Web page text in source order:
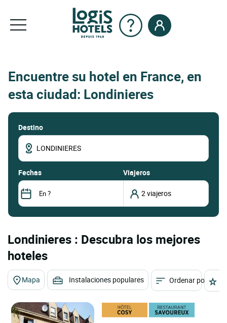
Encuentre su hotel en France, en
esta ciudad: Londinieres
Destino
fechas Viajeros
Londinieres : Descubra los mejores
hoteles
Mapa Instalaciones populares Ordenar por